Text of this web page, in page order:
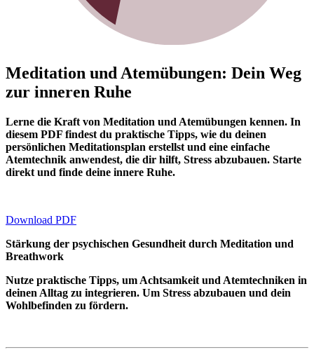
Meditation und Atemübungen: Dein Weg
zur inneren Ruhe
Lerne die Kraft von Meditation und Atemübungen kennen. In
diesem PDF findest du praktische Tipps, wie du deinen
persönlichen Meditationsplan erstellst und eine einfache
Atemtechnik anwendest, die dir hilft, Stress abzubauen. Starte
direkt und finde deine innere Ruhe.
Download PDF
Stärkung der psychischen Gesundheit durch Meditation und
Breathwork
Nutze praktische Tipps, um Achtsamkeit und Atemtechniken in
deinen Alltag zu integrieren. Um Stress abzubauen und dein
Wohlbefinden zu fördern.